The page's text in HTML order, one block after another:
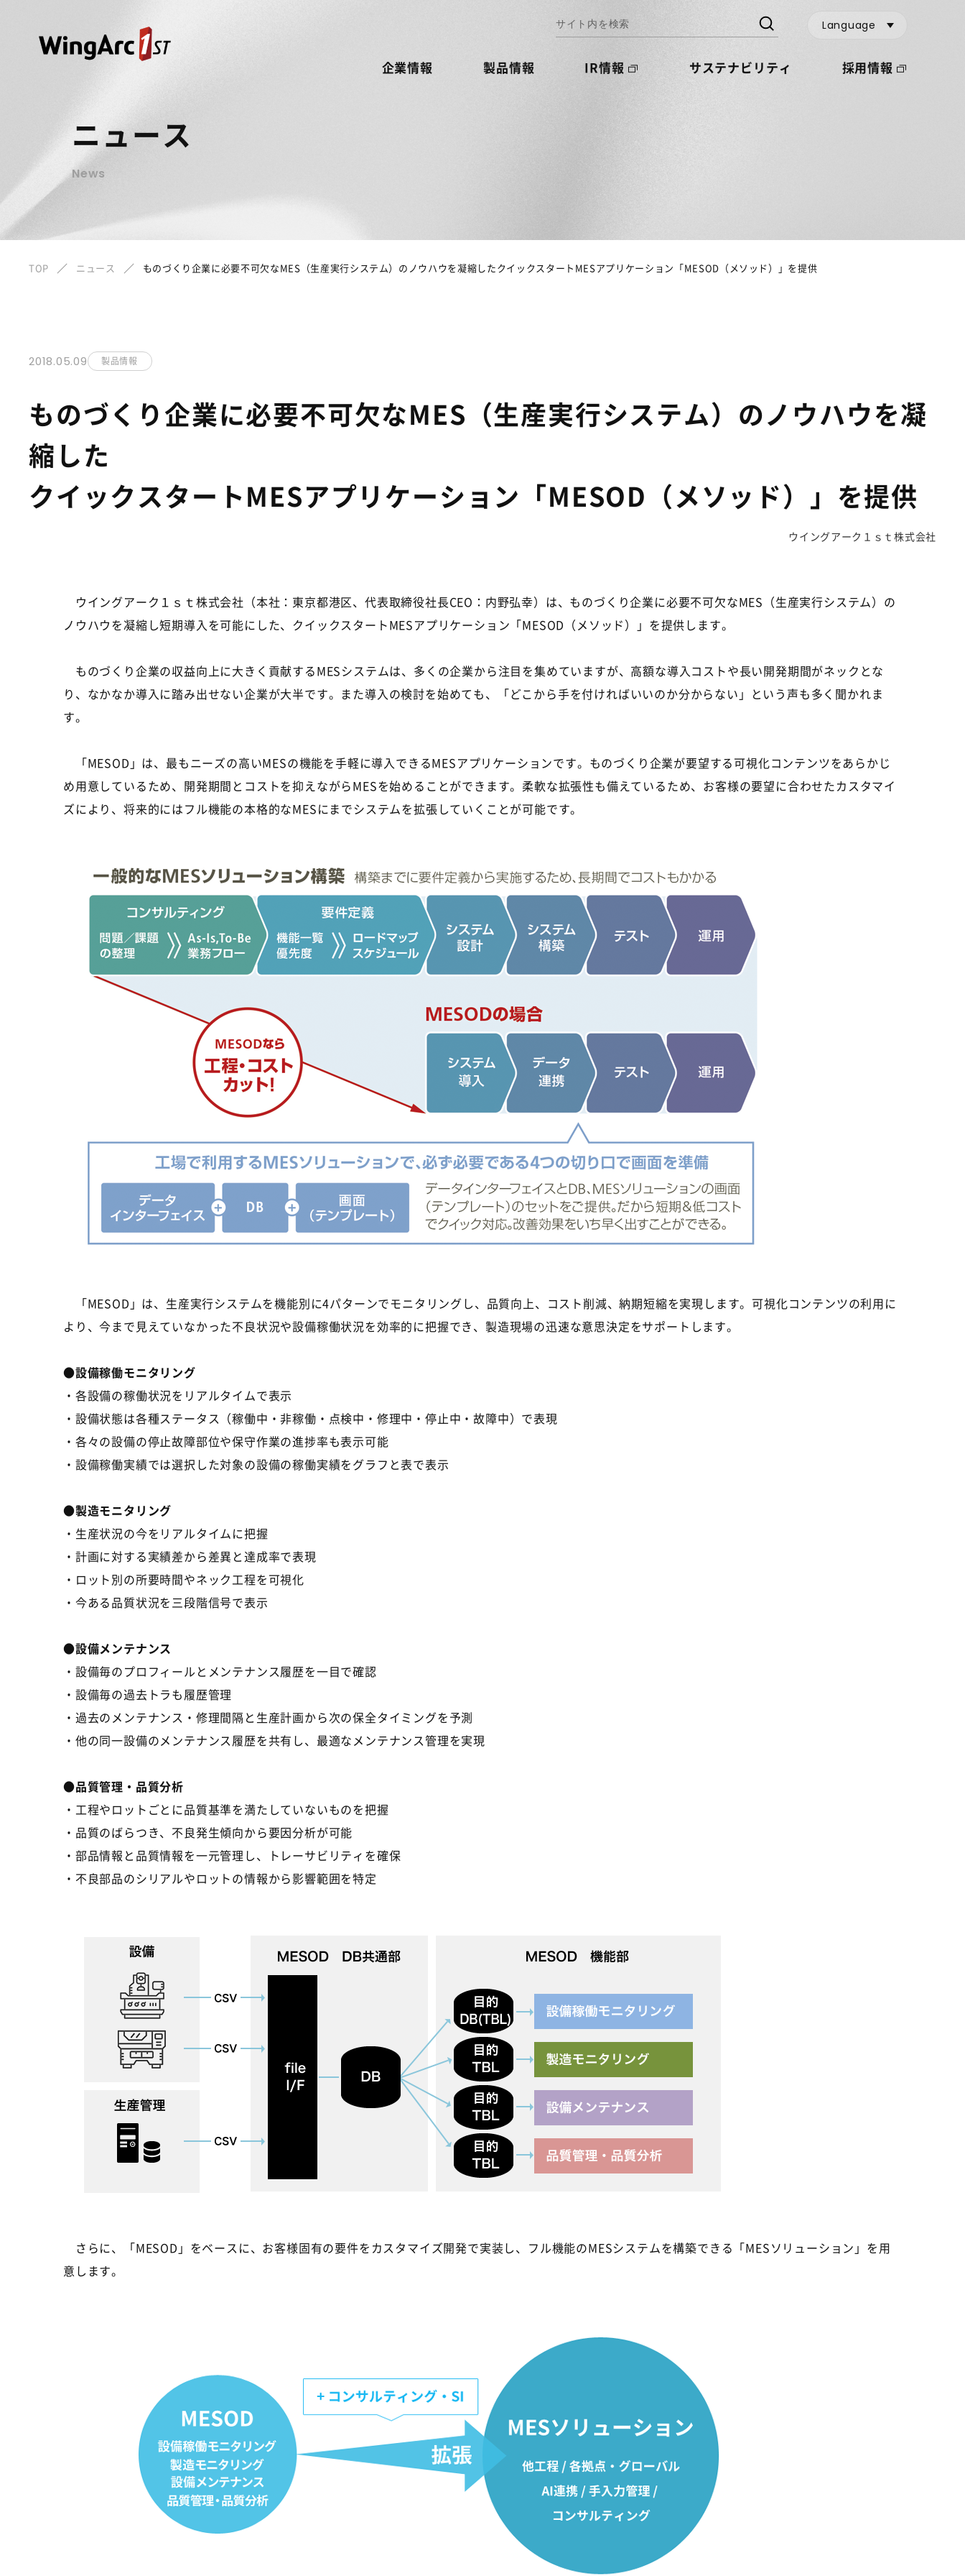
企業情報 製品情報 IR情報 サステナビリティ 採用情報
Language
ニュース
News
TOP ニュース ものづくり企業に必要不可欠なMES（生産実行システム）のノウハウを凝縮したクイックスタートMESアプリケーション「MESOD（メソッド）」を提供
2018.05.09 製品情報
ものづくり企業に必要不可欠なMES（生産実行システム）のノウハウを凝
縮した
クイックスタートMESアプリケーション「MESOD（メソッド）」を提供
ウイングアーク１ｓｔ株式会社
ウイングアーク１ｓｔ株式会社（本社：東京都港区、代表取締役社長CEO：内野弘幸）は、ものづくり企業に必要不可欠なMES（生産実行システム）の
ノウハウを凝縮し短期導入を可能にした、クイックスタートMESアプリケーション「MESOD（メソッド）」を提供します。
ものづくり企業の収益向上に大きく貢献するMESシステムは、多くの企業から注目を集めていますが、高額な導入コストや長い開発期間がネックとな
り、なかなか導入に踏み出せない企業が大半です。また導入の検討を始めても、「どこから手を付ければいいのか分からない」という声も多く聞かれま
す。
「MESOD」は、最もニーズの高いMESの機能を手軽に導入できるMESアプリケーションです。ものづくり企業が要望する可視化コンテンツをあらかじ
め用意しているため、開発期間とコストを抑えながらMESを始めることができます。柔軟な拡張性も備えているため、お客様の要望に合わせたカスタマイ
ズにより、将来的にはフル機能の本格的なMESにまでシステムを拡張していくことが可能です。
「MESOD」は、生産実行システムを機能別に4パターンでモニタリングし、品質向上、コスト削減、納期短縮を実現します。可視化コンテンツの利用に
より、今まで見えていなかった不良状況や設備稼働状況を効率的に把握でき、製造現場の迅速な意思決定をサポートします。
●設備稼働モニタリング
・各設備の稼働状況をリアルタイムで表示
・設備状態は各種ステータス（稼働中・非稼働・点検中・修理中・停止中・故障中）で表現
・各々の設備の停止故障部位や保守作業の進捗率も表示可能
・設備稼働実績では選択した対象の設備の稼働実績をグラフと表で表示
●製造モニタリング
・生産状況の今をリアルタイムに把握
・計画に対する実績差から差異と達成率で表現
・ロット別の所要時間やネック工程を可視化
・今ある品質状況を三段階信号で表示
●設備メンテナンス
・設備毎のプロフィールとメンテナンス履歴を一目で確認
・設備毎の過去トラも履歴管理
・過去のメンテナンス・修理間隔と生産計画から次の保全タイミングを予測
・他の同一設備のメンテナンス履歴を共有し、最適なメンテナンス管理を実現
●品質管理・品質分析
・工程やロットごとに品質基準を満たしていないものを把握
・品質のばらつき、不良発生傾向から要因分析が可能
・部品情報と品質情報を一元管理し、トレーサビリティを確保
・不良部品のシリアルやロットの情報から影響範囲を特定
さらに、「MESOD」をベースに、お客様固有の要件をカスタマイズ開発で実装し、フル機能のMESシステムを構築できる「MESソリューション」を用
意します。